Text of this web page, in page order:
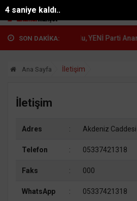
3 saniye kaldı..
SON DAKİKA:
B... Çetin Mutlu, YENİ Parti Anamur
Ana Sayfa İletişim
İletişim
Adres : Akdeniz
Telefon : 05337421318
Faks : 000
WhatsApp : 05337421318